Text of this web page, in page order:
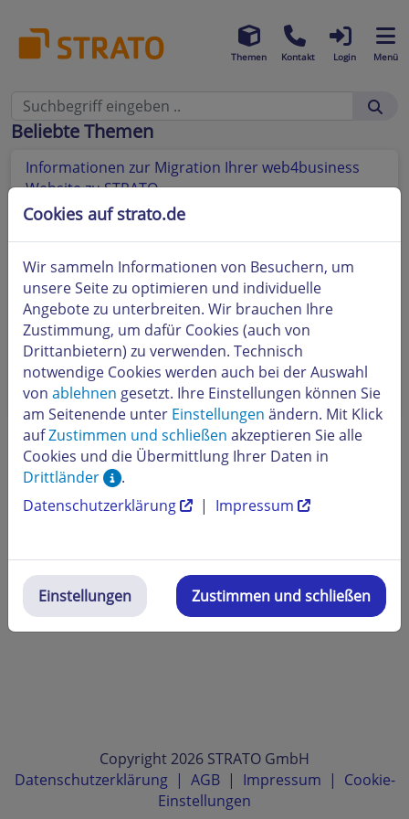
Themen Kontakt Login Menü
Beliebte Themen
Informationen zur Migration Ihrer web4business
Website zu STRATO
STRATO Design-Service: Wie funktioniert es?
STRATO Design-Service: Kann ich meine bereits
vorhandene Website neu erstellen lassen?
STRATO Design-Service: Wie lange dauert es, bis
meine Website erstellt wird?
STRATO Design-Service: Warum sollte ich meine
Website erstellen lassen?
Copyright 2026 STRATO GmbH
Datenschutzerklärung | AGB | Impressum | Cookie-
Einstellungen
Cookies auf strato.de
Wir sammeln Informationen von Besuchern, um
unsere Seite zu optimieren und individuelle
Angebote zu unterbreiten. Wir brauchen Ihre
Zustimmung, um dafür Cookies (auch von
Drittanbietern) zu verwenden. Technisch
notwendige Cookies werden auch bei der Auswahl
von ablehnen gesetzt. Ihre Einstellungen können Sie
am Seitenende unter Einstellungen ändern. Mit Klick
aufZustimmen und schließen akzeptieren Sie alle
Cookies und die Übermittlung Ihrer Daten in
Drittländer
.
Datenschutzerklärung
| Impressum
Einstellungen Zustimmen und schließen